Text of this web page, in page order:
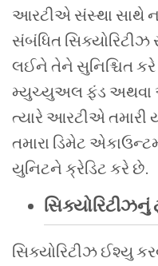
આરટીએ સંસ્થા સાથે
સંબંધિત સિક્યોરિટીઝ
લઈને તેને સુનિશ્ચિત
મ્યુચ્યુઅલ ફંડ અથવા
ત્યારે આરટીએ તમારી
તમારા ડિમેટ
યુનિટને ક્રેડિટ કરે છે.
સિક્યોરિટીઝનું
સિક્યોરિટીઝ ઈશ્યુ